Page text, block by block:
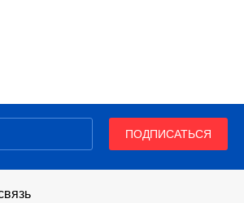
ПОДПИСАТЬСЯ